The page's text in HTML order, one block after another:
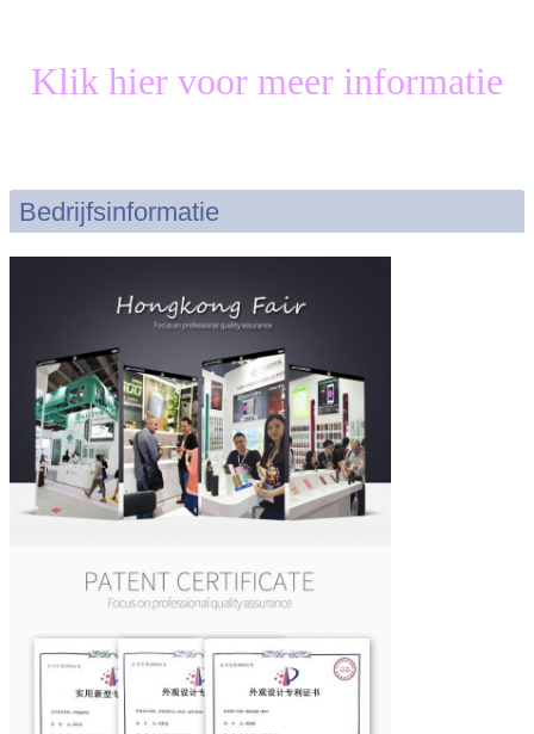
Klik hier voor meer informatie
Bedrijfsinformatie